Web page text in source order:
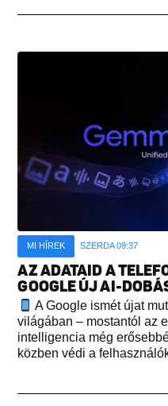
MI HÍREK SZERDA 09:37
AZ ADATAID A
GOOGLE ÚJ AI-
A Google ismét újat
világában – mostantól az
intelligencia még
közben védi a